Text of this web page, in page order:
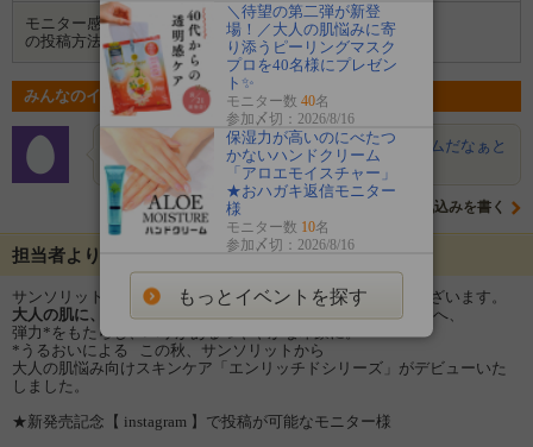
モニター感想
の投稿方法
Instagram
みんなのイベントの意気込み
とっても魅力的で、すごく素敵なアイテムだなぁと
思いました☆彡.。 ぜひ❣…
意気込みを書く
担当者よりメッセージ
サンソリットのファンサイトをご覧いただき、ありがとうございます。
大人の肌に、まっすぐ届け。年齢による変化を感じ始めた肌へ、
弾力*をもたらし、ハリがあるつややかな印象に。
*うるおいによる この秋、サンソリットから
大人の肌悩み向けスキンケア「エンリッチドシリーズ」がデビューいた
しました。
★新発売記念【 instagram 】で投稿が可能なモニター様
＼待望の第二弾が新登
場！／大人の肌悩みに寄
り添うピーリングマスク
プロを40名様にプレゼン
ト✨
モニター数 40名
参加〆切：2026/8/16
保湿力が高いのにべたつ
かないハンドクリーム
「アロエモイスチャー」
★おハガキ返信モニター
様
モニター数 10名
参加〆切：2026/8/16
もっとイベントを探す